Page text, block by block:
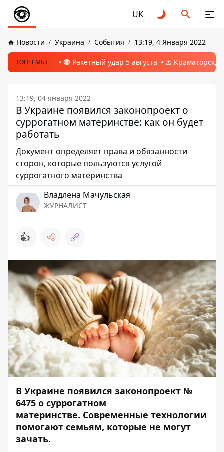
UK
Новости Украина События 13:19, 4 Января 2022
ТОПТЕМЫ: 🔴 Ракетный удар 5 августа ⚠️ Краматорск,
13:19, 04 января 2022
В Украине появился законопроект о
суррогатном материнстве: как он будет
работать
Документ определяет права и обязанности
сторон, которые пользуются услугой
суррогатного материнства
Владлена Мачульская
ЖУРНАЛИСТ
👍
В Украине появился законопроект №
6475 о суррогатном
материнстве. Современные технологии
помогают семьям, которые не могут
зачать.